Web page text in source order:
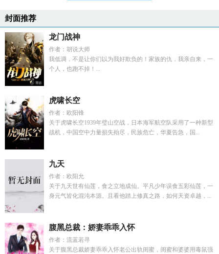
封面推荐
龙门战神
作者：胡说大师
我低调，不是让你们以为我好欺负的！家族的仇，我亲自来，一
个人，也跑不掉！...
虎啸长空
作者：欧阳锋
关于虎啸长空1939年璧山空战，日本海军航空队采用了一种新型
战机，中国空中力量损失殆尽，民族危亡，华夏告急，国...
九天
作者：欧阳允
关于九天世有仙莲，食之立地成仙。平凡少年误食五彩仙莲，一
身元气皆化混沌本源。且看他踏上修真之路，如何天资卓越，...
腹黑总裁：娇妻乖乖入怀
作者：流蓝若寻
关于腹黑总裁娇妻乖乖入怀老公出轨闺蜜，闺蜜和婆婆用毒鼠强